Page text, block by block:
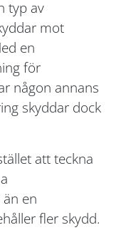
typ av
mot
en
för
någon annans
skyddar dock
att teckna
en
fler skydd.